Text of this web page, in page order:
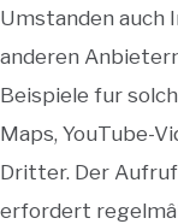
Umstanden auch
anderen
Beispiele fur
Maps, YouTube-
Dritter. Der
erfordert